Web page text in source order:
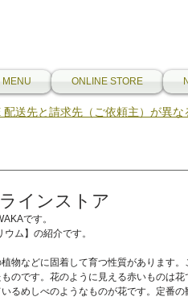
MENU ONLINE STORE
配送先と請求先（ご依頼主）が異
インストア
です。
ム】の紹介です。
物などに固着して育つ性質があります。
のです。花のように見える赤いものは
るめしべのようなものが花です。定番